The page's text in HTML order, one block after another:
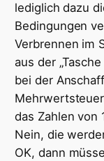
lediglich dazu
Bedingungen
Verbrennen im
aus der
bei der
das Zahlen von
Nein, die
OK, dann